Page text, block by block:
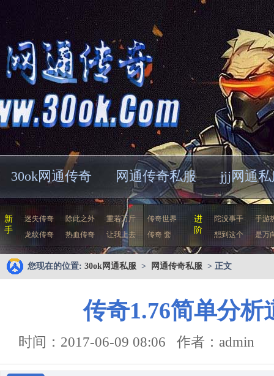
30ok网通传奇 网通传奇私服 jjj网通私
新
手
迷失传奇 除此之外 重若万斤
传奇世界
龙纹传奇
热血传奇 让我上去 传奇 套
进
阶
陀没事干
手游
想到这个
是万
您现在的位置: 30ok网通私服 > 网通传奇私服 > 正文
传奇1.76简单分析
时间：2017-06-09 08:06 作者：admin